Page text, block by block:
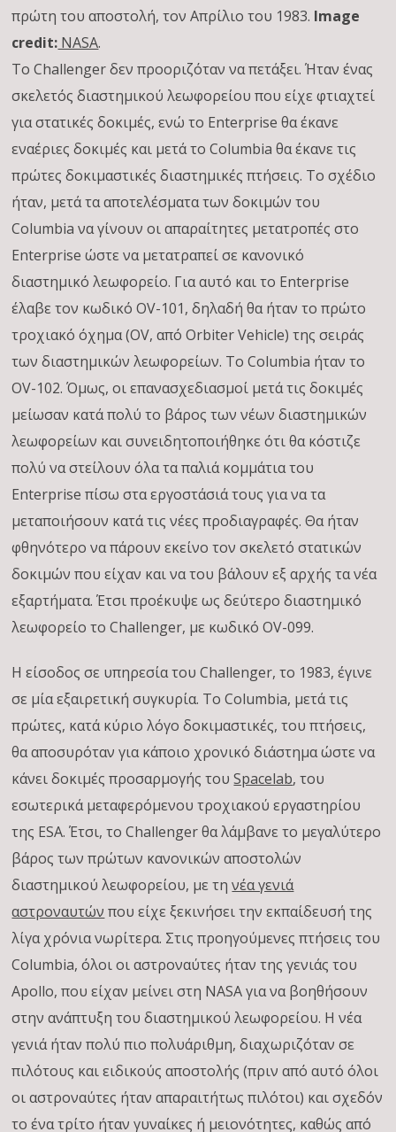
πρώτη του αποστολή, τον Απρίλιο του 1983. Image
credit: NASA.
Το Challenger δεν προοριζόταν να πετάξει. Ήταν ένας
σκελετός διαστημικού λεωφορείου που είχε φτιαχτεί
για στατικές δοκιμές, ενώ το Enterprise θα έκανε
εναέριες δοκιμές και μετά το Columbia θα έκανε τις
πρώτες δοκιμαστικές διαστημικές πτήσεις. Το σχέδιο
ήταν, μετά τα αποτελέσματα των δοκιμών του
Columbia να γίνουν οι απαραίτητες μετατροπές στο
Enterprise ώστε να μετατραπεί σε κανονικό
διαστημικό λεωφορείο. Για αυτό και το Enterprise
έλαβε τον κωδικό OV-101, δηλαδή θα ήταν το πρώτο
τροχιακό όχημα (OV, από Orbiter Vehicle) της σειράς
των διαστημικών λεωφορείων. Το Columbia ήταν το
OV-102. Όμως, οι επανασχεδιασμοί μετά τις δοκιμές
μείωσαν κατά πολύ το βάρος των νέων διαστημικών
λεωφορείων και συνειδητοποιήθηκε ότι θα κόστιζε
πολύ να στείλουν όλα τα παλιά κομμάτια του
Enterprise πίσω στα εργοστάσιά τους για να τα
μεταποιήσουν κατά τις νέες προδιαγραφές. Θα ήταν
φθηνότερο να πάρουν εκείνο τον σκελετό στατικών
δοκιμών που είχαν και να του βάλουν εξ αρχής τα νέα
εξαρτήματα. Έτσι προέκυψε ως δεύτερο διαστημικό
λεωφορείο το Challenger, με κωδικό OV-099.
Η είσοδος σε υπηρεσία του Challenger, το 1983, έγινε
σε μία εξαιρετική συγκυρία. Το Columbia, μετά τις
πρώτες, κατά κύριο λόγο δοκιμαστικές, του πτήσεις,
θα αποσυρόταν για κάποιο χρονικό διάστημα ώστε να
κάνει δοκιμές προσαρμογής τουSpacelab, του
εσωτερικά μεταφερόμενου τροχιακού εργαστηρίου
της ESA. Έτσι, το Challenger θα λάμβανε το μεγαλύτερο
βάρος των πρώτων κανονικών αποστολών
διαστημικού λεωφορείου, με τηνέα γενιά
αστροναυτών που είχε ξεκινήσει την εκπαίδευσή της
λίγα χρόνια νωρίτερα. Στις προηγούμενες πτήσεις του
Columbia, όλοι οι αστροναύτες ήταν της γενιάς του
Apollo, που είχαν μείνει στη NASA για να βοηθήσουν
στην ανάπτυξη του διαστημικού λεωφορείου. Η νέα
γενιά ήταν πολύ πιο πολυάριθμη, διαχωριζόταν σε
πιλότους και ειδικούς αποστολής (πριν από αυτό όλοι
οι αστροναύτες ήταν απαραιτήτως πιλότοι) και σχεδόν
το ένα τρίτο ήταν γυναίκες ή μειονότητες, καθώς από